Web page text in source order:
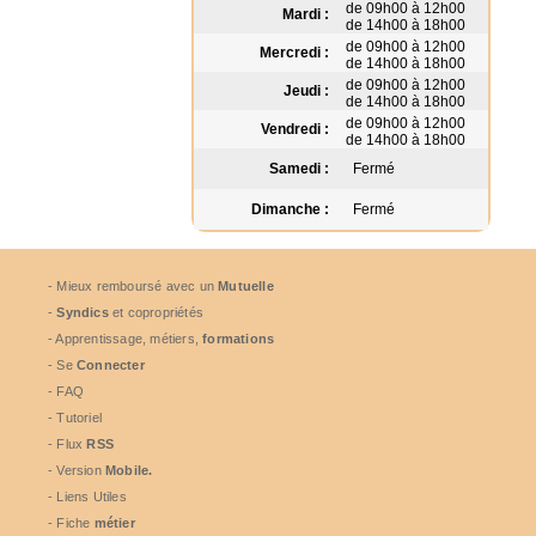
Mardi :
de 09h00 à 12h00
de 14h00 à 18h00
Mercredi :
de 09h00 à 12h00
de 14h00 à 18h00
Jeudi :
de 09h00 à 12h00
de 14h00 à 18h00
Vendredi :
de 09h00 à 12h00
de 14h00 à 18h00
Samedi :
Fermé
Dimanche : Fermé
- Mieux remboursé avec unMutuelle
-Syndicset copropriétés
- Apprentissage, métiers,formations
- Se Connecter
- FAQ
- Tutoriel
- FluxRSS
- Version Mobile.
- Liens Utiles
- Fiche métier